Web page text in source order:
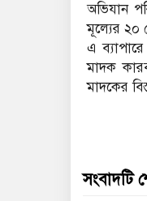
অভিযান
মূল্যের ২০
এ
মাদক
মাদকের
সংবাদটি